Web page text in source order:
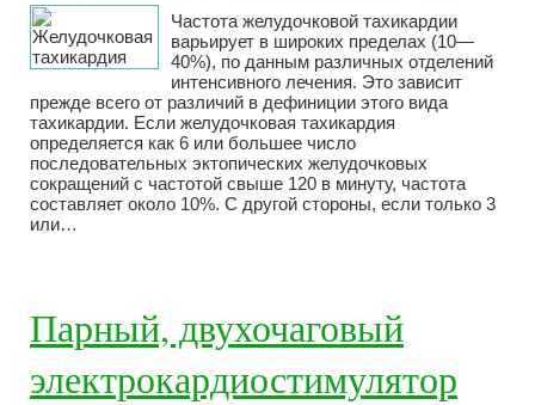
Частота желудочковой тахикардии
варьирует в широких пределах (10—
40%), по данным различных отделений
интенсивного лечения. Это зависит
прежде всего от различий в дефиниции этого вида
тахикардии. Если желудочковая тахикардия
определяется как 6 или большее число
последовательных эктопических желудочковых
сокращений с частотой свыше 120 в минуту, частота
составляет около 10%. С другой стороны, если только 3
или…
Парный, двухочаговый
электрокардиостимулятор